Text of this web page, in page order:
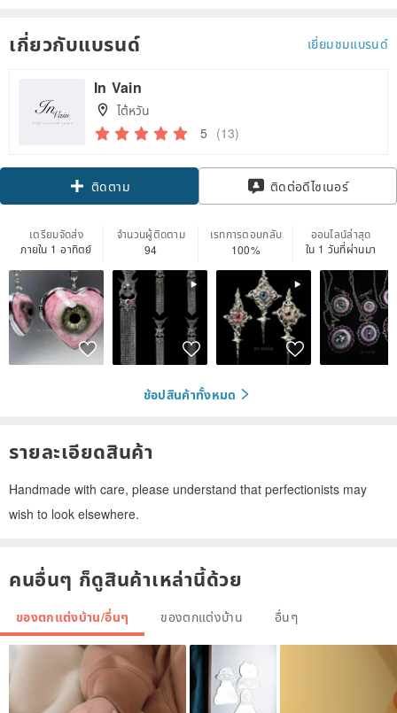
เกี่ยวกับแบรนด์ เยี่ยมชมแบรนด์
In Vain
ไต้หวัน
5 (13)
ติดตาม ติดต่อดีไซเนอร์
เตรียมจัดส่ง
ภายใน 1 อาทิตย์
จำนวนผู้ติดตาม
94
เรทการตอบกลับ
100%
ออนไลน์ล่าสุด
ใน 1 วันที่ผ่านมา
ช้อปสินค้าทั้งหมด
รายละเอียดสินค้า
Handmade with care, please understand that perfectionists may
wish to look elsewhere.
คนอื่นๆ ก็ดูสินค้าเหล่านี้ด้วย
ของตกแต่งบ้าน/อื่นๆ ของตกแต่งบ้าน อื่นๆ